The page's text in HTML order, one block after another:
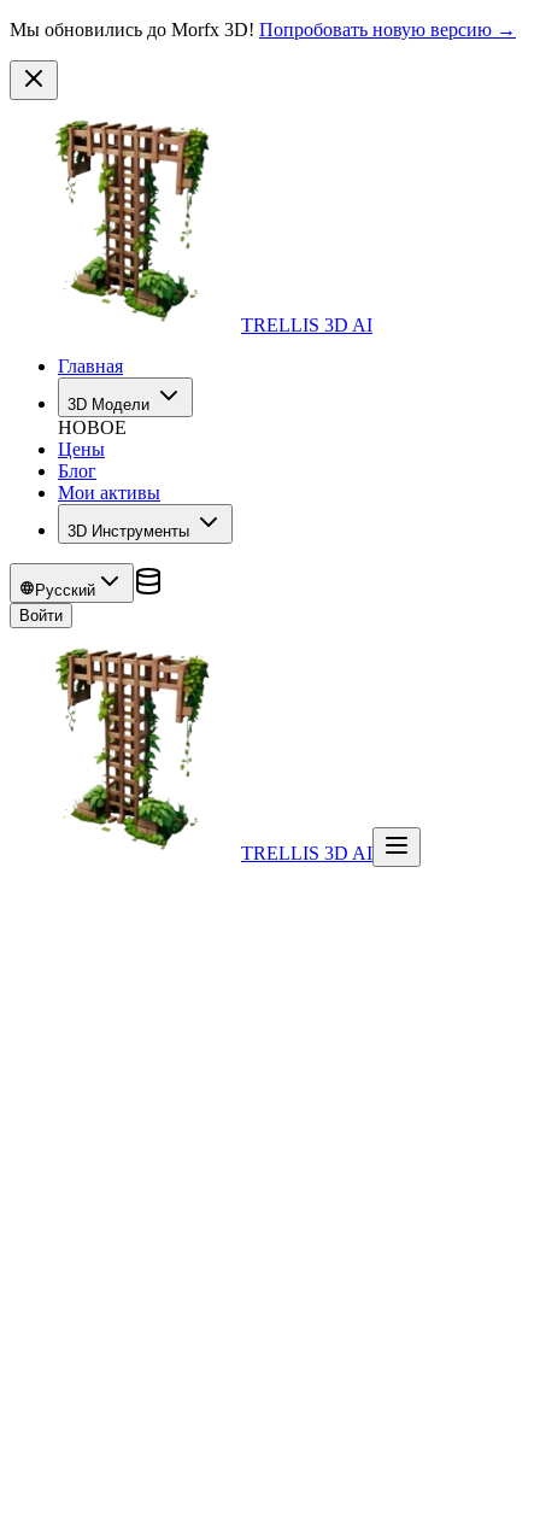
Мы обновились до Morfx 3D! Попробовать новую версию →
TRELLIS 3D AI
Главная
3D Модели
НОВОЕ
Цены
Блог
Мои активы
3D Инструменты
Русский
Войти
TRELLIS 3D AI